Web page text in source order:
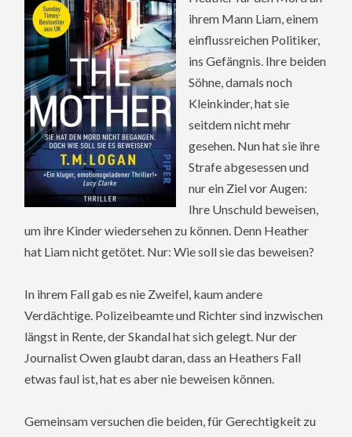
ihrem Mann Liam, einem
einflussreichen Politiker,
ins Gefängnis. Ihre beiden
Söhne, damals noch
Kleinkinder, hat sie
seitdem nicht mehr
gesehen. Nun hat sie ihre
Strafe abgesessen und
nur ein Ziel vor Augen:
Ihre Unschuld beweisen,
um ihre Kinder wiedersehen zu können. Denn Heather
hat Liam nicht getötet. Nur: Wie soll sie das beweisen?
In ihrem Fall gab es nie Zweifel, kaum andere
Verdächtige. Polizeibeamte und Richter sind inzwischen
längst in Rente, der Skandal hat sich gelegt. Nur der
Journalist Owen glaubt daran, dass an Heathers Fall
etwas faul ist, hat es aber nie beweisen können.
Gemeinsam versuchen die beiden, für Gerechtigkeit zu